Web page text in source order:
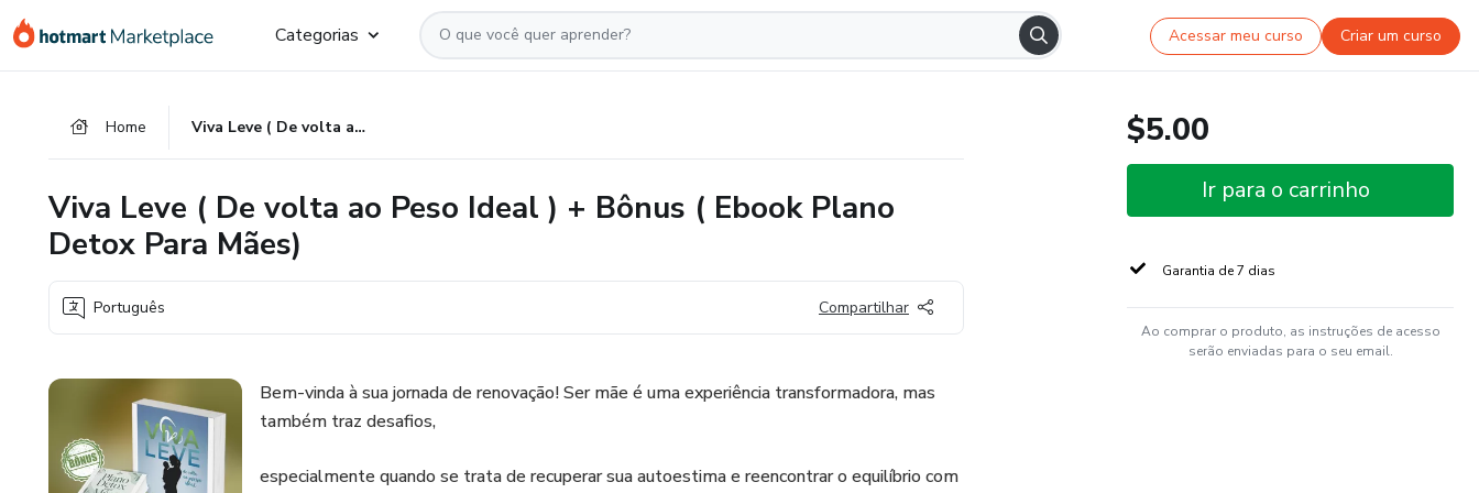
para
para
para
Categorias Acessar meu curso Criar um curso
Home Viva Leve ( De volta ao Peso Ideal ) + Bônus ( Ebook Plano Detox Para Mães)
Viva Leve ( De volta ao Peso Ideal ) + Bônus ( Ebook Plano
Detox Para Mães)
Português Compartilhar
Bem-vinda à sua jornada de renovação! Ser mãe é uma experiência transformadora, mas
também traz desafios,
especialmente quando se trata de recuperar sua autoestima e reencontrar o equilíbrio com
$5.00
Ir para o carrinho
Garantia de 7 dias
Ao comprar o produto, as instruções de acesso
serão enviadas para o seu email.